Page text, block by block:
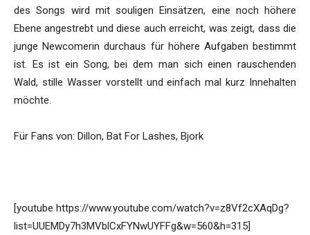
des Songs wird mit souligen Einsätzen, eine noch höhere
Ebene angestrebt und diese auch erreicht, was zeigt, dass die
junge Newcomerin durchaus für höhere Aufgaben bestimmt
ist. Es ist ein Song, bei dem man sich einen rauschenden
Wald, stille Wasser vorstellt und einfach mal kurz Innehalten
möchte.
Für Fans von: Dillon, Bat For Lashes, Bjork
[youtube https://www.youtube.com/watch?v=z8Vf2cXAqDg?
list=UUEMDy7h3MVblCxFYNwUYFFg&w=560&h=315]